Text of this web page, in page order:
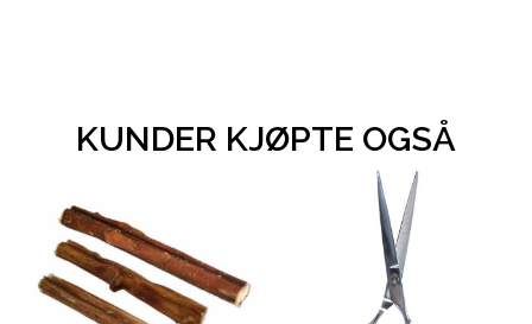
KUNDER KJØPTE OGSÅ